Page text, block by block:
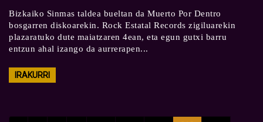
Bizkaiko Sinmas taldea bueltan da Muerto Por Dentro
bosgarren diskoarekin. Rock Estatal Records zigiluarekin
plazaratuko dute maiatzaren 4ean, eta egun gutxi barru
entzun ahal izango da aurrerapen...
IRAKURRI